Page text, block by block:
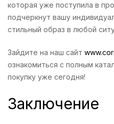
которая уже поступила в
подчеркнут вашу
стильный образ в любой
Зайдите на наш сайт
ознакомиться с полным
покупку уже сегодня!
Заключение